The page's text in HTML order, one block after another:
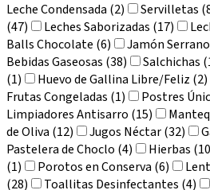
Leche Condensada (2)
Servilletas
(47)
Leches Saborizadas (17)
Balls Chocolate (6)
Jamón
Bebidas Gaseosas (38)
Salchichas
(1)
Huevo de Gallina Libre/Feliz (2)
Frutas Congeladas (1)
Postres
Limpiadores Antisarro (15)
de Oliva (12)
Jugos Néctar (32)
Pastelera de Choclo (4)
Hierbas
(1)
Porotos en Conserva (6)
(28)
Toallitas Desinfectantes (4)